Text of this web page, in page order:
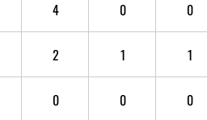
4 0 0
2 1 1
0 0 0